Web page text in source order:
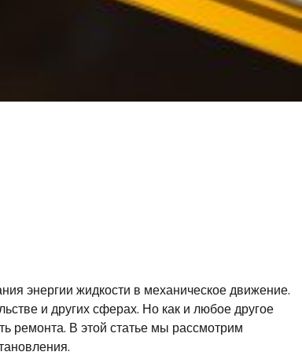
энергии жидкости в механическое движение.
и других сферах. Но как и любое другое
ремонта. В этой статье мы рассмотрим